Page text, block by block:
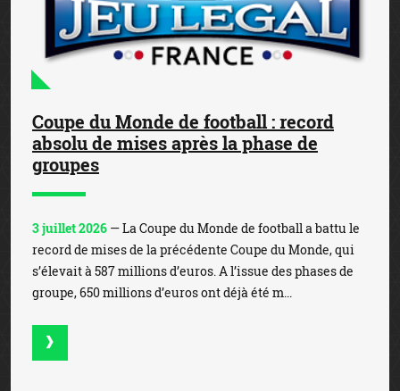
Coupe du Monde de football : record
absolu de mises après la phase de
groupes
3 juillet 2026 — La Coupe du Monde de football a battu le
record de mises de la précédente Coupe du Monde, qui
s’élevait à 587 millions d’euros. A l’issue des phases de
groupe, 650 millions d’euros ont déjà été m...